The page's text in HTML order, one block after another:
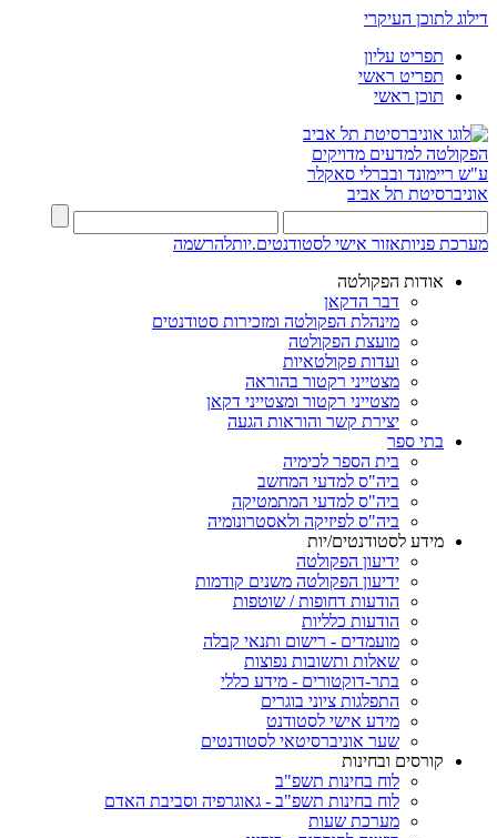
דילוג לתוכן העיקרי
תפריט עליון
תפריט ראשי
תוכן ראשי
הפקולטה למדעים מדויקים
ע"ש ריימונד ובברלי סאקלר
אוניברסיטת תל אביב
מערכת פניותאזור אישי לסטודנטים.יותלהרשמה
אודות הפקולטה
דבר הדקאן
מינהלת הפקולטה ומזכירות סטודנטים
מועצת הפקולטה
ועדות פקולטאיות
מצטייני רקטור בהוראה
מצטייני רקטור ומצטייני דקאן
יצירת קשר והוראות הגעה
בתי ספר
בית הספר לכימיה
ביה"ס למדעי המחשב
ביה"ס למדעי המתמטיקה
ביה"ס לפיזיקה ולאסטרונומיה
מידע לסטודנטים/יות
ידיעון הפקולטה
ידיעון הפקולטה משנים קודמות
הודעות דחופות / שוטפות
הודעות כלליות
מועמדים - רישום ותנאי קבלה
שאלות ותשובות נפוצות
בתר-דוקטורים - מידע כללי
התפלגות ציוני בוגרים
מידע אישי לסטודנט
שער אוניברסיטאי לסטודנטים
קורסים ובחינות
לוח בחינות תשפ"ב
לוח בחינות תשפ"ב - גאוגרפיה וסביבת האדם
מערכת שעות